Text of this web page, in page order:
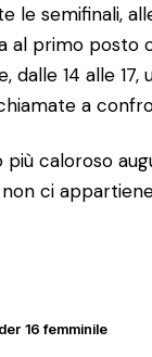
le semifinali,
al primo posto
dalle 14 alle
a
caloroso
ci
16 femminile